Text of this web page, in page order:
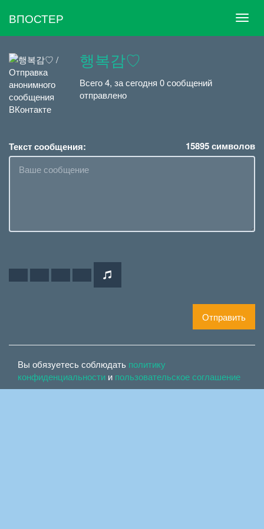
ВПОСТЕР
행복감♡
Всего 4, за сегодня 0 сообщений
отправлено
Текст сообщения: 15895символов
Отправить
Вы обязуетесь соблюдать политику
конфиденциальности и пользовательское соглашение